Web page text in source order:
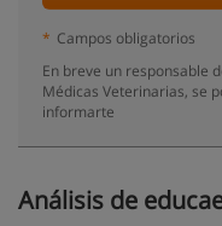
* Campos obligatorios
En breve un responsable
Médicas Veterinarias, se
informarte
Análisis de